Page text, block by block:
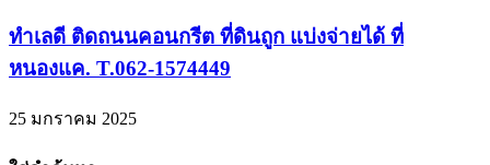
ทำเลดี ติดถนนคอนกรีต ที่ดินถูก แบ่งจ่ายได้ ที่
หนองแค. T.062-1574449
25 มกราคม 2025